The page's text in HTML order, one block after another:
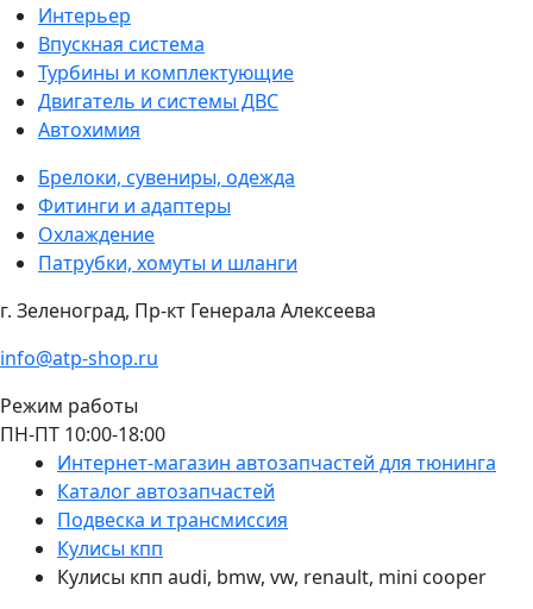
Интерьер
Впускная система
Турбины и комплектующие
Двигатель и системы ДВС
Автохимия
Брелоки, сувениры, одежда
Фитинги и адаптеры
Охлаждение
Патрубки, хомуты и шланги
г. Зеленоград, Пр-кт Генерала Алексеева
info@atp-shop.ru
Режим работы
ПН-ПТ 10:00-18:00
Интернет-магазин автозапчастей для тюнинга
Каталог автозапчастей
Подвеска и трансмиссия
Кулисы кпп
Кулисы кпп audi, bmw, vw, renault, mini cooper